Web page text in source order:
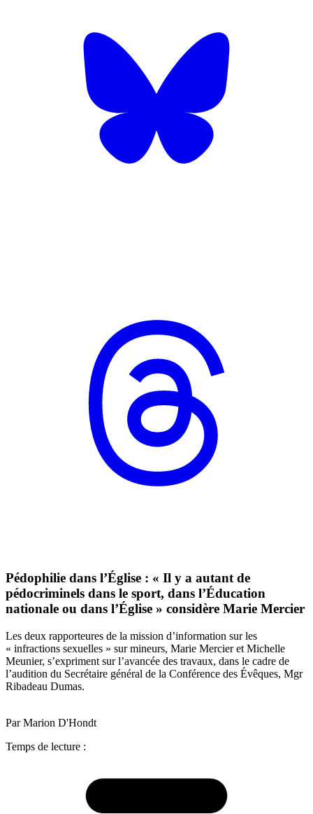
Pédophilie dans l’Église : « Il y a autant de
pédocriminels dans le sport, dans l’Éducation
nationale ou dans l’Église » considère Marie Mercier
Les deux rapporteures de la mission d’information sur les
« infractions sexuelles » sur mineurs, Marie Mercier et Michelle
Meunier, s’expriment sur l’avancée des travaux, dans le cadre de
l’audition du Secrétaire général de la Conférence des Évêques, Mgr
Ribadeau Dumas.
Par Marion D'Hondt
Temps de lecture :